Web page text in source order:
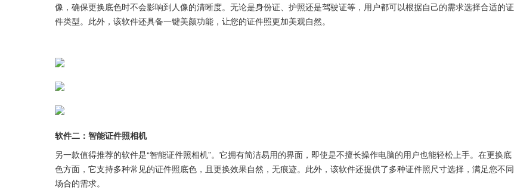
像，确保更换底色时不会影响到人像的清晰度。无论是身份证、护照还是驾驶证等，用户都可以根据自己的需求选择合适的证
件类型。此外，该软件还具备一键美颜功能，让您的证件照更加美观自然。
软件二：智能证件照相机
另一款值得推荐的软件是“智能证件照相机”。它拥有简洁易用的界面，即使是不擅长操作电脑的用户也能轻松上手。在更换底
色方面，它支持多种常见的证件照底色，且更换效果自然，无痕迹。此外，该软件还提供了多种证件照尺寸选择，满足您不同
场合的需求。